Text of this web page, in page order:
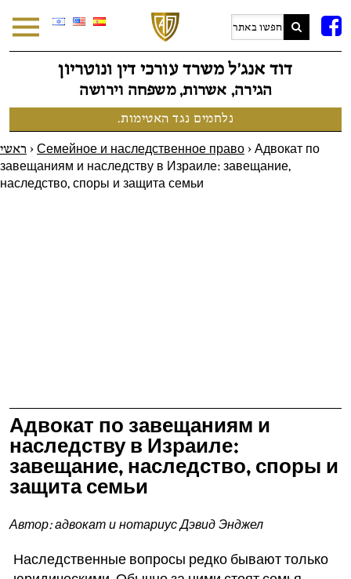
דוד אנג׳ל משרד עורכי דין ונוטריון
הגירה, אשרות, משפחה וירושה
נלחמים נגד האטימות.
ראשי > Семейное и наследственное право > Адвокат по
завещаниям и наследству в Израиле: завещание,
наследство, споры и защита семьи
Адвокат по завещаниям и
наследству в Израиле:
завещание, наследство, споры и
защита семьи
Автор: адвокат и нотариус Дэвид Энджел
Наследственные вопросы редко бывают только